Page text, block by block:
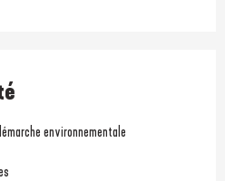
environnementale